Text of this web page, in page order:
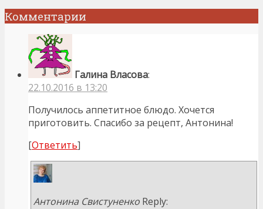
Комментарии
Галина Власова:
22.10.2016 в 13:20
Получилось аппетитное блюдо. Хочется
приготовить. Спасибо за рецепт, Антонина!
[Ответить]
Антонина Свистуненко Reply: